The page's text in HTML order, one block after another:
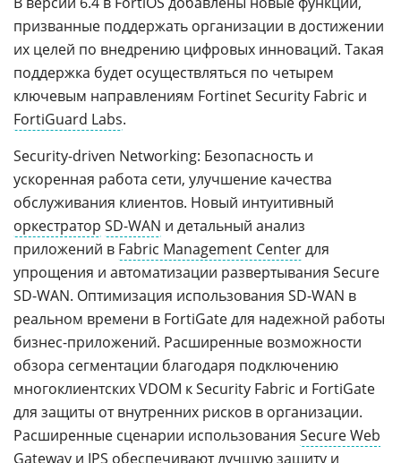
призванные поддержать организации в достижении
их целей по внедрению цифровых инноваций. Такая
поддержка будет осуществляться по четырем
ключевым направлениям Fortinet Security Fabric и
FortiGuard Labs.
Security-driven Networking: Безопасность и
ускоренная работа сети, улучшение качества
обслуживания клиентов. Новый интуитивный
оркестратор SD-WAN и детальный анализ
приложений в Fabric Management Centerдля
упрощения и автоматизации развертывания Secure
SD-WAN. Оптимизация использования SD-WAN в
реальном времени в FortiGate для надежной работы
бизнес-приложений. Расширенные возможности
обзора сегментации благодаря подключению
многоклиентских VDOM к Security Fabric и FortiGate
для защиты от внутренних рисков в организации.
Расширенные сценарии использования Secure Web
Gateway и IPS обеспечивают лучшую защиту и